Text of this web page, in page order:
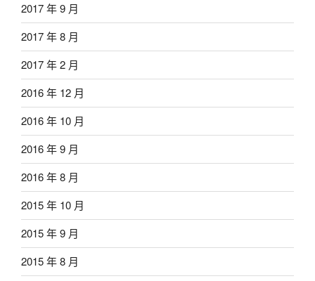
2017 年 9 月
2017 年 8 月
2017 年 2 月
2016 年 12 月
2016 年 10 月
2016 年 9 月
2016 年 8 月
2015 年 10 月
2015 年 9 月
2015 年 8 月